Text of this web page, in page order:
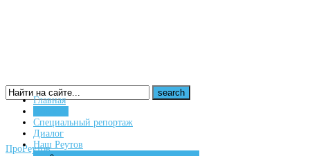
16+
ПроРеутов
Главная
Специальный репортаж
Диалог
Наш Реутов